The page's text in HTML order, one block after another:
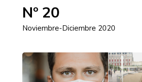
Nº 20
Noviembre-Diciembre 2020